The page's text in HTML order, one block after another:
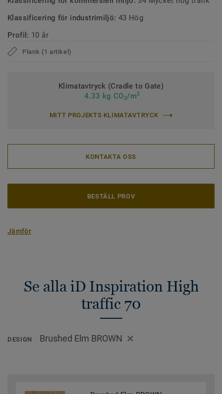
Klassificering för industrimiljö: 43 Hög
Profil: 10 år
Plank (1 artikel)
Klimatavtryck (Cradle to Gate)
4.33 kg CO2/m2
MITT PROJEKTS KLIMATAVTRYCK
KONTAKTA OSS
BESTÄLL PROV
Jämför
Se alla iD Inspiration High
traffic 70
DESIGN Brushed Elm BROWN